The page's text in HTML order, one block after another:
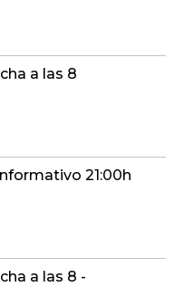
a las 8
21:00h
a las 8 -